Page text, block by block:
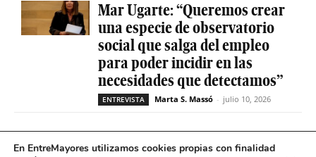
Mar Ugarte: “Queremos crear
una especie de observatorio
social que salga del empleo
para poder incidir en las
necesidades que detectamos”
ENTREVISTA Marta S. Massó - julio 10, 2026
María José Segarra Crespo:
En EntreMayores utilizamos cookies propias con finalidad